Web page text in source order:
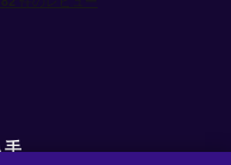
手